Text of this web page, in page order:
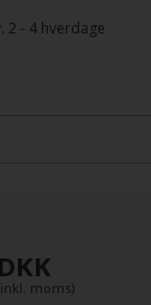
2 - 4 hverdage
DKK
moms)